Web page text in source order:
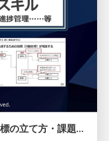
（41枚）目標管理の全スキル 目標の立て方・課題の設定の仕方・計画の立て方・仕組みの作り方・進捗管理のやり方等すべてを解説